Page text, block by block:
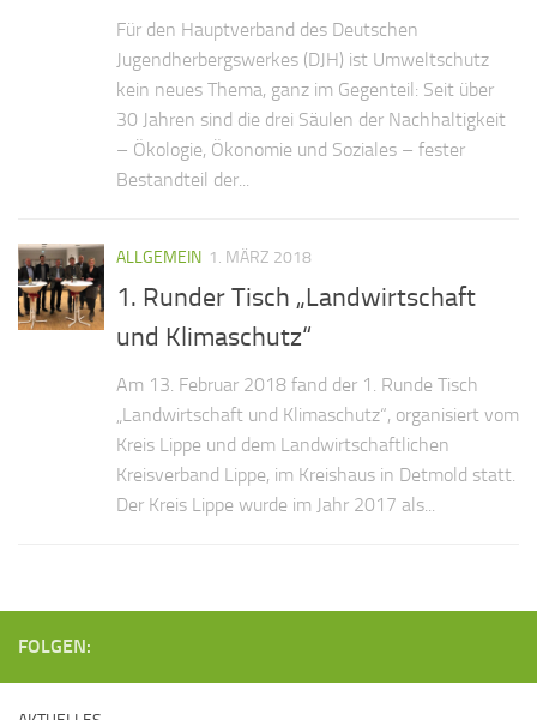
Für den Hauptverband des Deutschen
Jugendherbergswerkes (DJH) ist Umweltschutz
kein neues Thema, ganz im Gegenteil: Seit über
30 Jahren sind die drei Säulen der Nachhaltigkeit
– Ökologie, Ökonomie und Soziales – fester
Bestandteil der...
ALLGEMEIN 1. MÄRZ 2018
1. Runder Tisch „Landwirtschaft
und Klimaschutz“
Am 13. Februar 2018 fand der 1. Runde Tisch
„Landwirtschaft und Klimaschutz“, organisiert vom
Kreis Lippe und dem Landwirtschaftlichen
Kreisverband Lippe, im Kreishaus in Detmold statt.
Der Kreis Lippe wurde im Jahr 2017 als...
FOLGEN: